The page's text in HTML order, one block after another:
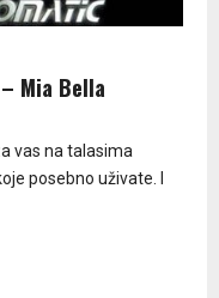
Mia Bella
vas na talasima
posebno uživate. I